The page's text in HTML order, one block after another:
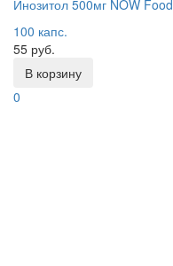
Инозитол 500мг NOW
100 капс.
55 руб.
В корзину
0